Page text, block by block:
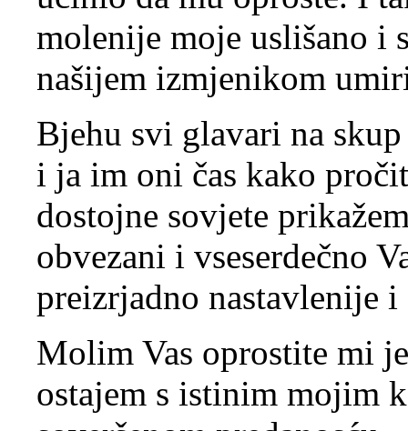
molenije moje uslišano i
našijem izmjenikom
Bjehu svi glavari na
i ja im oni čas kako
dostojne sovjete
obvezani i vseserdečno
preizrjadno nastavlenije
Molim Vas oprostite mi
ostajem s istinim mojim